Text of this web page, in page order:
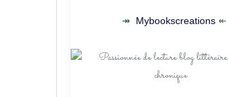
↠ Mybookscreations ↞